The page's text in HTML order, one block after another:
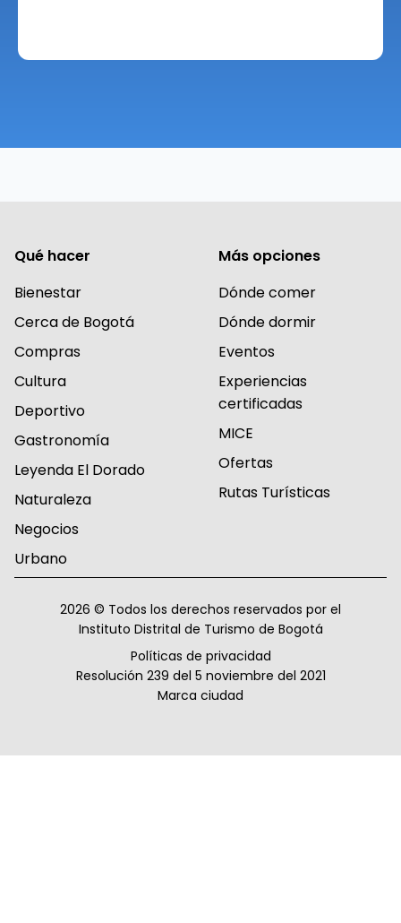
Qué hacer
Bienestar
Cerca de Bogotá
Compras
Cultura
Deportivo
Gastronomía
Leyenda El Dorado
Naturaleza
Negocios
Urbano
Más opciones
Dónde comer
Dónde dormir
Eventos
Experiencias
certificadas
MICE
Ofertas
Rutas Turísticas
2026 © Todos los derechos reservados por el
Instituto Distrital de Turismo de Bogotá
Políticas de privacidad
Resolución 239 del 5 noviembre del 2021
Marca ciudad